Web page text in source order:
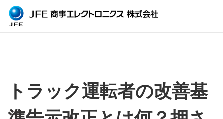
トラック運転者の改善基